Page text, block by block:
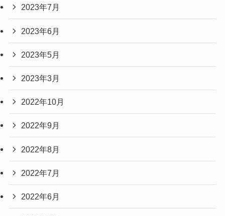
2023年7月
2023年6月
2023年5月
2023年3月
2022年10月
2022年9月
2022年8月
2022年7月
2022年6月